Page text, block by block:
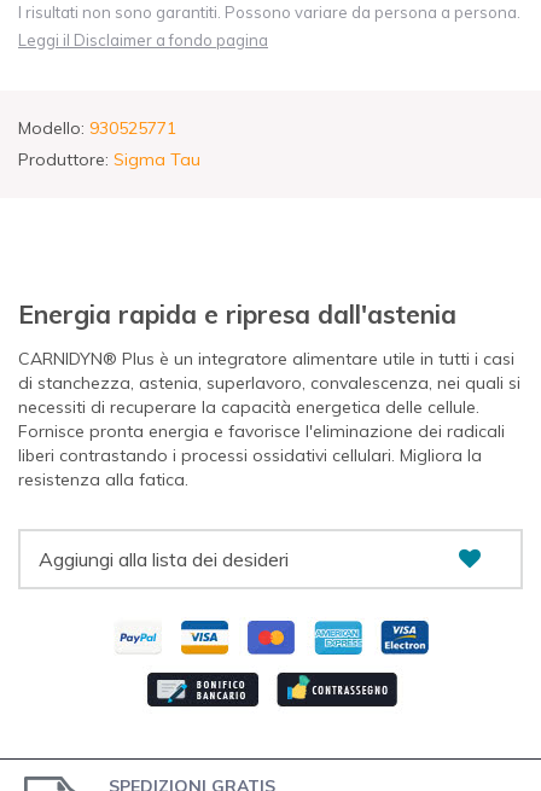
I risultati non sono garantiti. Possono variare da persona a persona.
Leggi il Disclaimer a fondo pagina
Modello: 930525771
Produttore: Sigma Tau
Energia rapida e ripresa dall'astenia
CARNIDYN® Plus è un integratore alimentare utile in tutti i casi
di stanchezza, astenia, superlavoro, convalescenza, nei quali si
necessiti di recuperare la capacità energetica delle cellule.
Fornisce pronta energia e favorisce l'eliminazione dei radicali
liberi contrastando i processi ossidativi cellulari. Migliora la
resistenza alla fatica.
Aggiungi alla lista dei desideri
SPEDIZIONI GRATIS